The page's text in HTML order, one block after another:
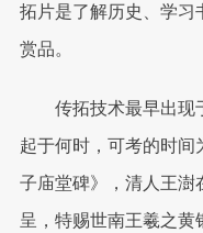
拓片是了解历史、学习
赏品。
传拓技术最早出现
起于何时，可考的时间
子庙堂碑》，清人王澍
呈，特赐世南王羲之黄